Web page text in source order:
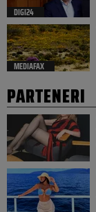
DIGI24
MEDIAFAX
PARTENERI